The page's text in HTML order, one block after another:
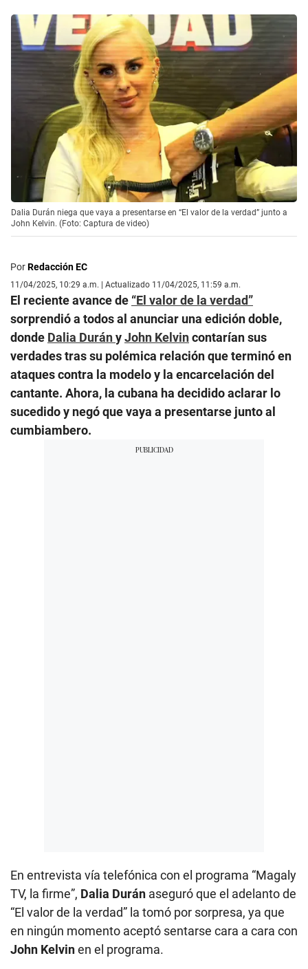
Dalia Durán niega que vaya a presentarse en “El valor de la verdad” junto a
John Kelvin. (Foto: Captura de video)
PorRedacción EC
11/04/2025, 10:29 a.m. | Actualizado 11/04/2025, 11:59 a.m.
El reciente avance de “El valor de la verdad”
sorprendió a todos al anunciar una edición doble,
donde Dalia DurányJohn Kelvincontarían sus
verdades tras su polémica relación que terminó en
ataques contra la modelo y la encarcelación del
cantante. Ahora, la cubana ha decidido aclarar lo
sucedido y negó que vaya a presentarse junto al
cumbiambero.
En entrevista vía telefónica con el programa “Magaly
TV, la firme”, Dalia Durán aseguró que el adelanto de
“El valor de la verdad” la tomó por sorpresa, ya que
en ningún momento aceptó sentarse cara a cara con
John Kelvinen el programa.